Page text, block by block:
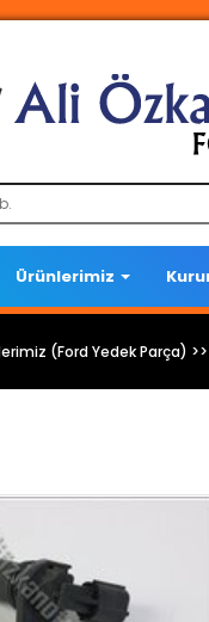
Ürünlerimiz
(Ford Yedek Parça)